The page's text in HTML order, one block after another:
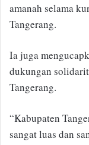
amanah selama
Tangerang.
Ia juga
dukungan
Tangerang.
“Kabupaten
sangat luas dan